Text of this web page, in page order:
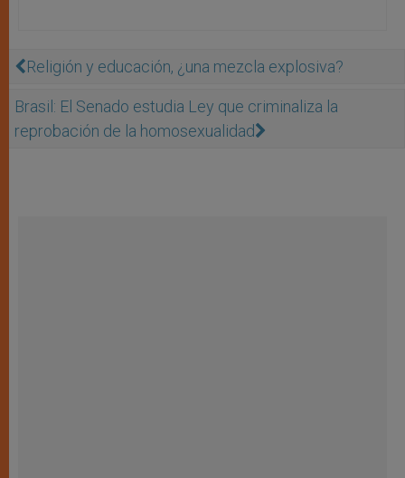
Religión y educación, ¿una mezcla explosiva?
Brasil: El Senado estudia Ley que criminaliza la
reprobación de la homosexualidad